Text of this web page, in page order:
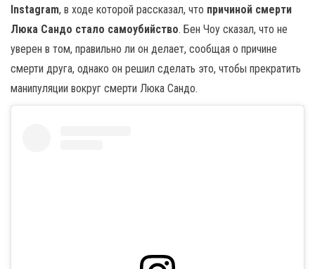
Instagram, в ходе которой рассказал, что причиной смерти
Люка Сандо стало самоубийство. Бен Чоу сказал, что не
уверен в том, правильно ли он делает, сообщая о причине
смерти друга, однако он решил сделать это, чтобы прекратить
манипуляции вокруг смерти Люка Сандо.